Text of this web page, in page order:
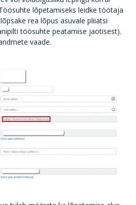
lõpetamiseks leidke töötaja
rea lõpus asuvale pliiatsi
töösuhte peatamise jaotisest).
vaade.